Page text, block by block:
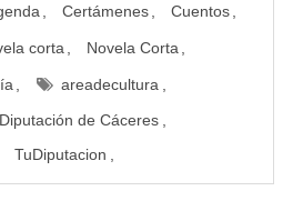
Certámenes Cuentos
corta Novela Corta
areadecultura
Diputación de Cáceres
TuDiputacion